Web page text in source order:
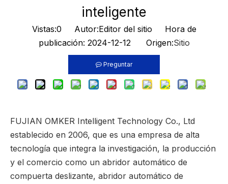
inteligente
Vistas:0 Autor:Editor del sitio Hora de
publicación: 2024-12-12 Origen:Sitio
Preguntar
FUJIAN OMKER Intelligent Technology Co., Ltd
establecido en 2006, que es una empresa de alta
tecnología que integra la investigación, la producción
y el comercio como un abridor automático de
compuerta deslizante, abridor automático de